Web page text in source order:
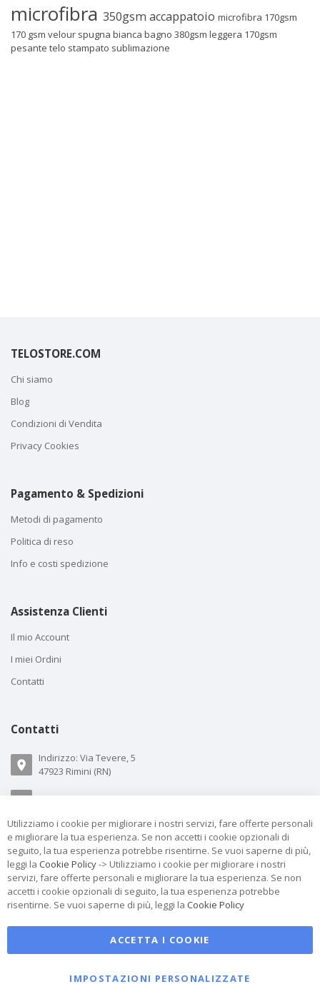
microfibra 350gsm accappatoio microfibra 170gsm
170 gsm velour spugna bianca bagno 380gsm leggera 170gsm
pesante telo stampato sublimazione
TELOSTORE.COM
Chi siamo
Blog
Condizioni di Vendita
Privacy Cookies
Pagamento & Spedizioni
Metodi di pagamento
Politica di reso
Info e costi spedizione
Assistenza Clienti
Il mio Account
I miei Ordini
Contatti
Contatti
Indirizzo: Via Tevere, 5
47923 Rimini (RN)
Cell. +39 348 4409694
Whatsapp. +39 348 4409694
Copyright © 2017 TeloStore di ISIDE P.IVA IT04334170406 Tutti i diritti
Utilizziamo i cookie per migliorare i nostri servizi, fare offerte personali
e migliorare la tua esperienza. Se non accetti i cookie opzionali di
seguito, la tua esperienza potrebbe risentirne. Se vuoi saperne di più,
leggi la Cookie Policy-> Utilizziamo i cookie per migliorare i nostri
servizi, fare offerte personali e migliorare la tua esperienza. Se non
accetti i cookie opzionali di seguito, la tua esperienza potrebbe
risentirne. Se vuoi saperne di più, leggi la Cookie Policy
ACCETTA I COOKIE
IMPOSTAZIONI PERSONALIZZATE